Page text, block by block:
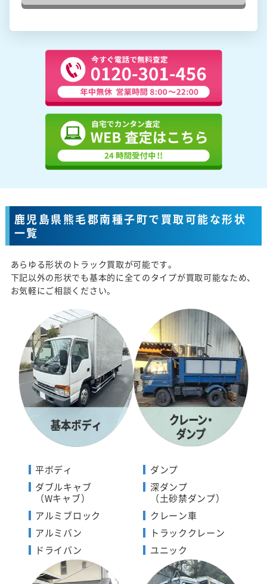
鹿児島県熊毛郡南種子町で買取可能な形状
一覧
あらゆる形状のトラック買取が可能です。
下記以外の形状でも基本的に全てのタイプが買取可能なため、
お気軽にご相談ください。
平ボディ
ダブルキャブ
（Wキャブ）
アルミブロック
アルミバン
ドライバン
ダンプ
深ダンプ
（土砂禁ダンプ）
クレーン車
トラッククレーン
ユニック